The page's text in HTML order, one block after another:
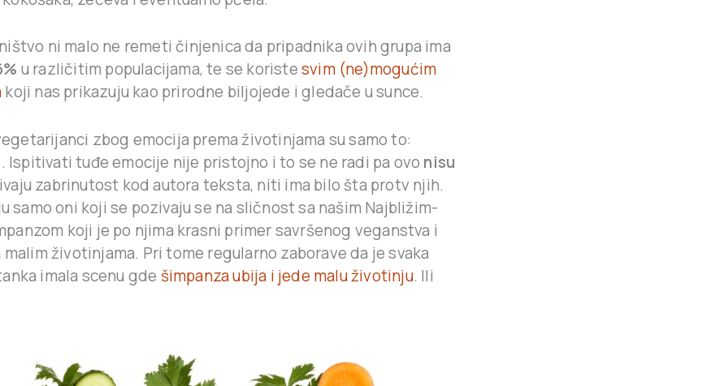
ni malo ne remeti činjenica da pripadnika ovih grupa ima
u različitim populacijama, te se koristesvim (ne)mogućim
koji nas prikazuju kao prirodne biljojede i gledače u sunce.
zbog emocija prema životinjama su samo to:
Ispitivati tuđe emocije nije pristojno i to se ne radi pa ovo nisu
zabrinutost kod autora teksta, niti ima bilo šta protv njih.
samo oni koji se pozivaju se na sličnost sa našim Najbližim-
koji je po njima krasni primer savršenog veganstva i
malim životinjama. Pri tome regularno zaborave da je svaka
imala scenu gde šimpanza ubija i jede malu životinju. Ili